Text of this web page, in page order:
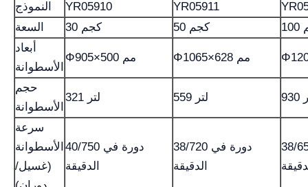
النموذج YR05910 YR05911
السعة
30 كجم 50 كجم
أبعاد
الأسطوانة
Φ905×500 مم Φ1065×628 مم
حجم
الأسطوانة
321 لتر 559 لتر
سرعة
الأسطوانة
(غسيل/
40/750 دورة في
الدقيقة
38/720 دورة في
الدقيقة
دورة في